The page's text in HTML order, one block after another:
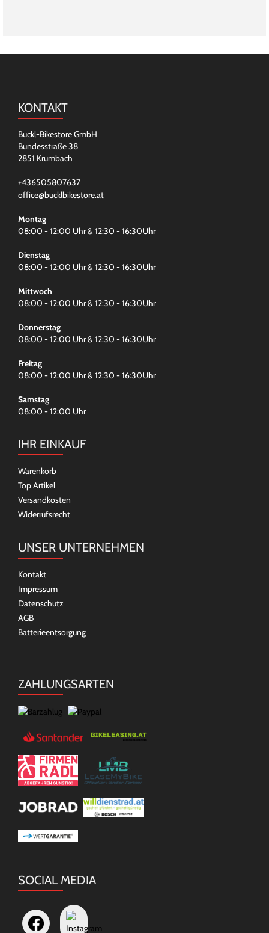
KONTAKT
Buckl-Bikestore GmbH
Bundesstraße 38
2851 Krumbach
+436505807637
office@bucklbikestore.at
Montag
08:00 - 12:00 Uhr & 12:30 - 16:30Uhr
Dienstag
08:00 - 12:00 Uhr & 12:30 - 16:30Uhr
Mittwoch
08:00 - 12:00 Uhr & 12:30 - 16:30Uhr
Donnerstag
08:00 - 12:00 Uhr & 12:30 - 16:30Uhr
Freitag
08:00 - 12:00 Uhr & 12:30 - 16:30Uhr
Samstag
08:00 - 12:00 Uhr
IHR EINKAUF
Warenkorb
Top Artikel
Versandkosten
Widerrufsrecht
UNSER UNTERNEHMEN
Kontakt
Impressum
Datenschutz
AGB
Batterieentsorgung
ZAHLUNGSARTEN
SOCIAL MEDIA